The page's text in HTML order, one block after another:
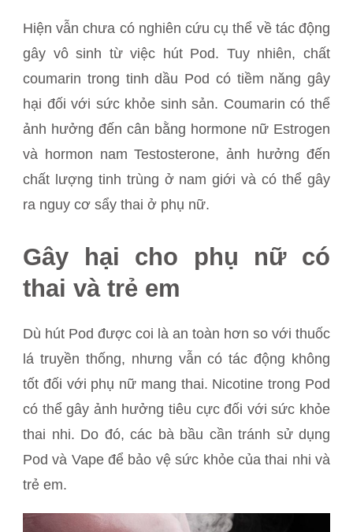
Hiện vẫn chưa có nghiên cứu cụ thể về tác động
gây vô sinh từ việc hút Pod. Tuy nhiên, chất
coumarin trong tinh dầu Pod có tiềm năng gây
hại đối với sức khỏe sinh sản. Coumarin có thể
ảnh hưởng đến cân bằng hormone nữ Estrogen
và hormon nam Testosterone, ảnh hưởng đến
chất lượng tinh trùng ở nam giới và có thể gây
ra nguy cơ sẩy thai ở phụ nữ.
Gây hại cho phụ nữ có
thai và trẻ em
Dù hút Pod được coi là an toàn hơn so với thuốc
lá truyền thống, nhưng vẫn có tác động không
tốt đối với phụ nữ mang thai. Nicotine trong Pod
có thể gây ảnh hưởng tiêu cực đối với sức khỏe
thai nhi. Do đó, các bà bầu cần tránh sử dụng
Pod và Vape để bảo vệ sức khỏe của thai nhi và
trẻ em.